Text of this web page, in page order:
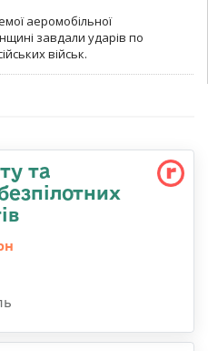
аеромобільної
завдали ударів по
військ.
та